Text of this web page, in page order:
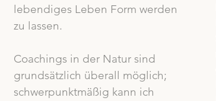
lebendiges Leben Form werden
zu lassen.
Coachings in der Natur sind
grundsätzlich überall möglich;
schwerpunktmäßig kann ich